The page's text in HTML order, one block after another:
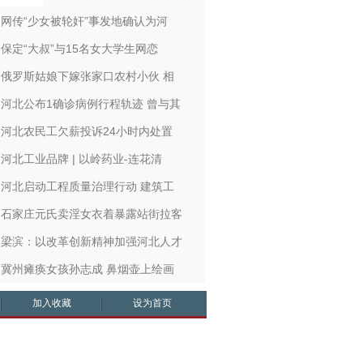
网传“少女被轮奸”事发地确认为河
保定“大叔”与15名女大学生网恋
俄罗斯姑娘下嫁张家口农村小伙 相
河北公布1确诊病例行程轨迹 曾与其
河北农民工欠薪投诉24小时内处置
河北工业品牌 | 以岭药业-连花清
河北启动工程质量治理行动 建筑工
石家庄元氏卖淫女衣着暴露站街拉客
梁滨：以改革创新精神加强河北人才
冀州瘫痪女孩孙志成 鼻烟壶上绘画
加入收藏 设为首页